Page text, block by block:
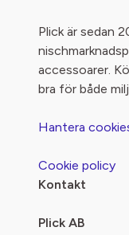
Plick är sedan
accessoarer.
bra för både
Hantera
Cookie policy
Kontakt
Plick AB